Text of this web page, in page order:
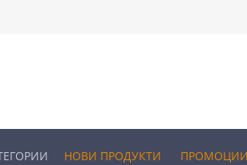
НОВИ ПРОДУКТИ ПРОМОЦИИ